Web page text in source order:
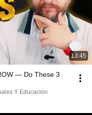
13:45
— Do These 3
Y Educación